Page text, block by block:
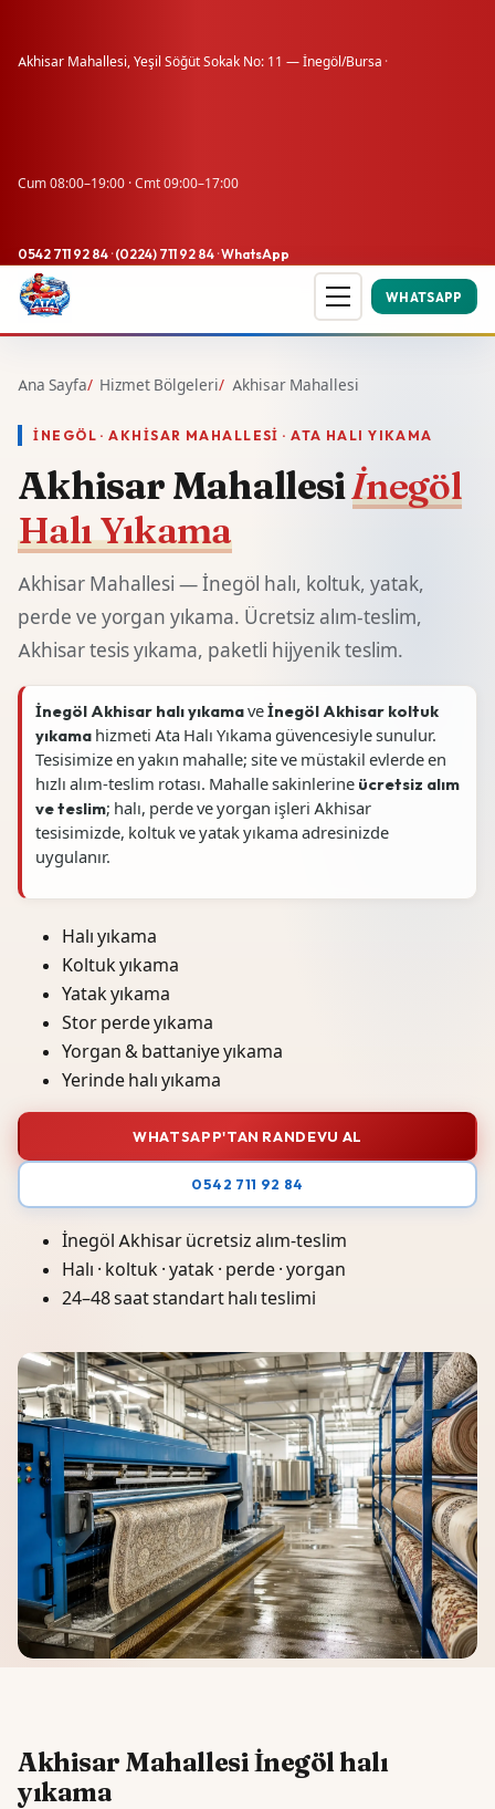
Akhisar Mahallesi, Yeşil Söğüt Sokak No: 11 — İnegöl/Bursa ·
Cum 08:00–19:00 · Cmt 09:00–17:00
0542 711 92 84 ·(0224) 711 92 84 ·WhatsApp
WHATSAPP
Ana Sayfa Hizmet Bölgeleri Akhisar Mahallesi
İNEGÖL · AKHISAR MAHALLESI · ATA HALI YIKAMA
Akhisar Mahallesiİnegöl
Halı Yıkama
Akhisar Mahallesi — İnegöl halı, koltuk, yatak,
perde ve yorgan yıkama. Ücretsiz alım-teslim,
Akhisar tesis yıkama, paketli hijyenik teslim.
İnegöl Akhisar halı yıkamaveİnegöl Akhisar koltuk
yıkama hizmeti Ata Halı Yıkama güvencesiyle sunulur.
Tesisimize en yakın mahalle; site ve müstakil evlerde en
hızlı alım-teslim rotası. Mahalle sakinlerine ücretsiz alım
ve teslim; halı, perde ve yorgan işleri Akhisar
tesisimizde, koltuk ve yatak yıkama adresinizde
uygulanır.
Halı yıkama
Koltuk yıkama
Yatak yıkama
Stor perde yıkama
Yorgan & battaniye yıkama
Yerinde halı yıkama
WHATSAPP'TAN RANDEVU AL
0542 711 92 84
İnegöl Akhisar ücretsiz alım-teslim
Halı · koltuk · yatak · perde · yorgan
24–48 saat standart halı teslimi
Akhisar Mahallesi İnegöl halı
yıkama